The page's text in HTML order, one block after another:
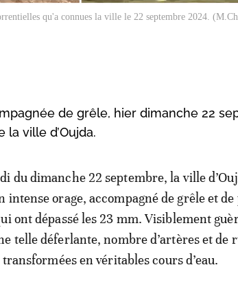
qu'a connues la ville le 22 septembre 2024.
de grêle, hier dimanche 22
ville d’Oujda.
du dimanche 22 septembre, la ville
intense orage, accompagné de grêle et
ont dépassé les 23 mm. Visiblement
telle déferlante, nombre d’artères et de
en véritables cours d’eau.